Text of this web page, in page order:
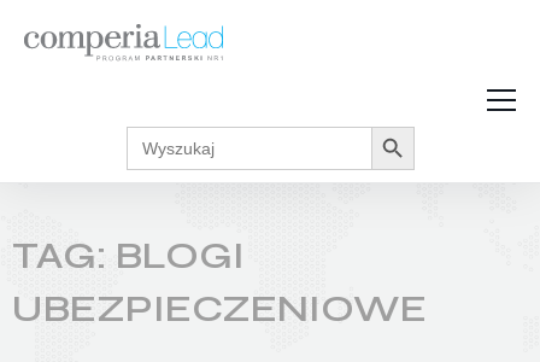
Strefa Wiedzy
Akcje promocyjne
Regulaminy
Search
for:
Search Button
TAG: BLOGI
UBEZPIECZENIOWE